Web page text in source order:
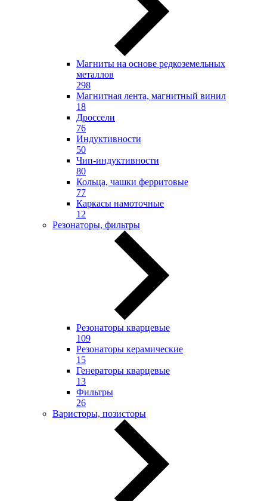
Магниты на основе редкоземельных
металлов
298
Магнитная лента, магнитный винил
18
Дроссели
76
Индуктивности
50
Чип-индуктивности
80
Кольца, чашки ферритовые
77
Каркасы намоточные
12
Резонаторы, фильтры
Резонаторы кварцевые
109
Резонаторы керамические
15
Генераторы кварцевые
13
Фильтры
26
Варисторы, позисторы